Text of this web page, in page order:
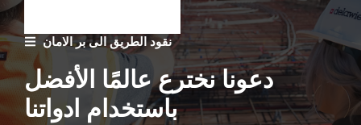
نقود الطريق الى بر الامان
دعونا نخترع عالمًا الأفضل
باستخدام ادواتنا